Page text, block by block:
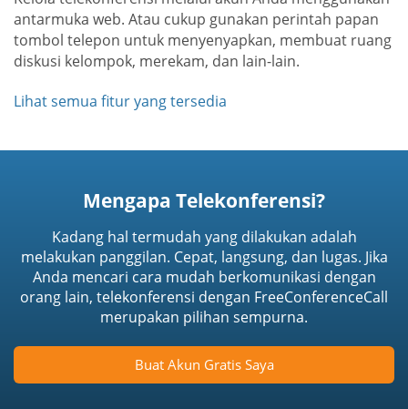
antarmuka web. Atau cukup gunakan perintah papan
tombol telepon untuk menyenyapkan, membuat ruang
diskusi kelompok, merekam, dan lain-lain.
Lihat semua fitur yang tersedia
Mengapa Telekonferensi?
Kadang hal termudah yang dilakukan adalah
melakukan panggilan. Cepat, langsung, dan lugas. Jika
Anda mencari cara mudah berkomunikasi dengan
orang lain, telekonferensi dengan FreeConferenceCall
merupakan pilihan sempurna.
Buat Akun Gratis Saya